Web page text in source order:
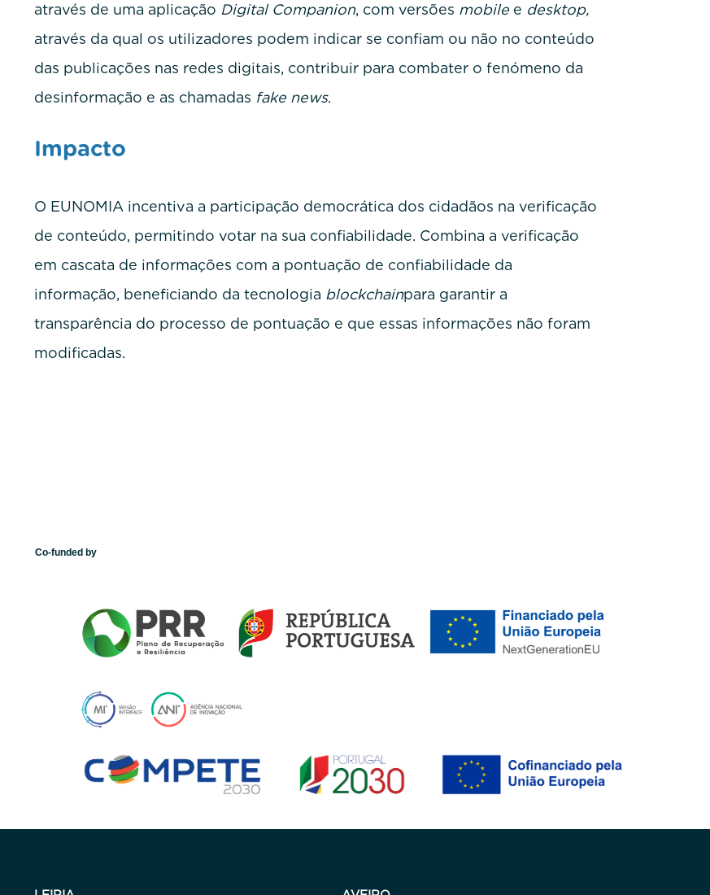
através de uma aplicação Digital Companion, com versões mobilee desktop,
através da qual os utilizadores podem indicar se confiam ou não no conteúdo
das publicações nas redes digitais, contribuir para combater o fenómeno da
desinformação e as chamadas fake news.
Impacto
O EUNOMIA incentiva a participação democrática dos cidadãos na verificação
de conteúdo, permitindo votar na sua confiabilidade. Combina a verificação
em cascata de informações com a pontuação de confiabilidade da
informação, beneficiando da tecnologia blockchainpara garantir a
transparência do processo de pontuação e que essas informações não foram
modificadas.
Co-funded by